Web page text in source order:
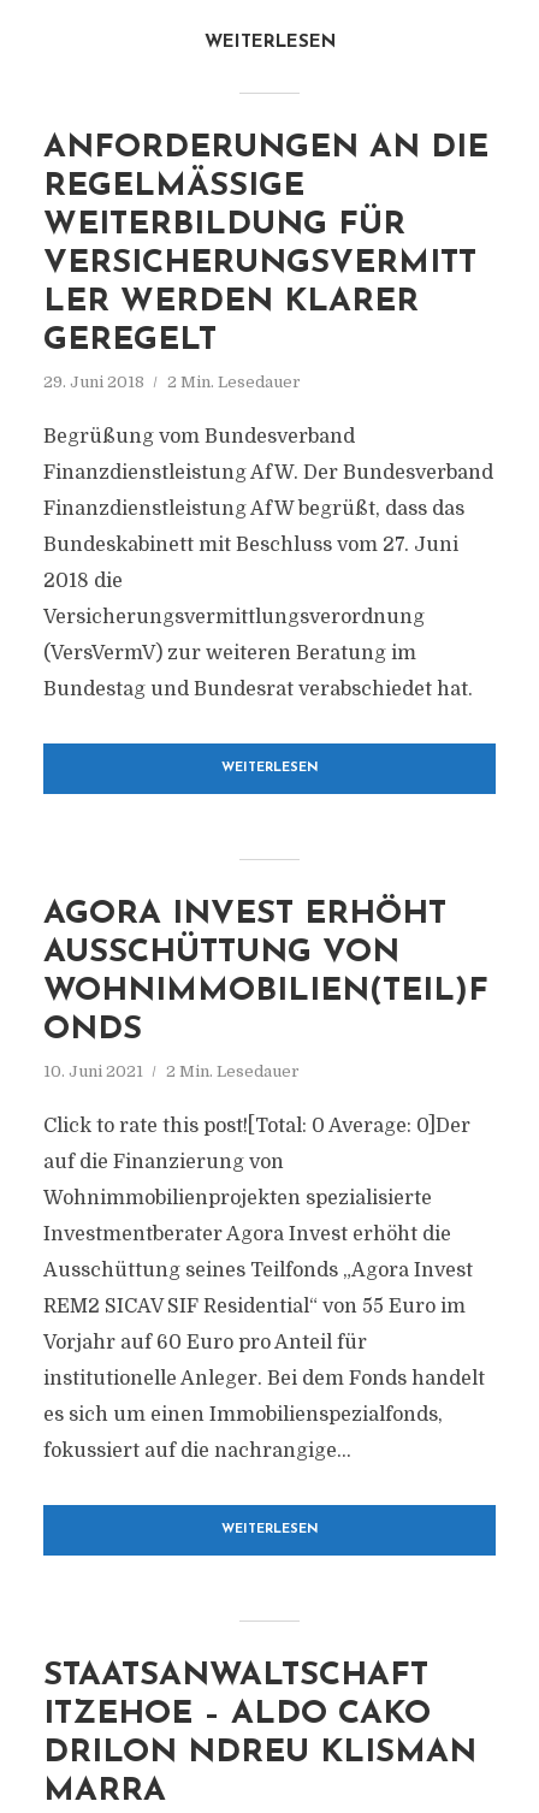
WEITERLESEN
ANFORDERUNGEN AN DIE
REGELMÄSSIGE W
EITERBILDUNG FÜR V
ERSICHERUNGSVERMITTL
ER WERDEN KLARER G
EREGELT
29. Juni 2018 2 Min. Lesedauer
Begrüßung vom Bundesverband
Finanzdienstleistung AfW. Der Bundesverband
Finanzdienstleistung AfW begrüßt, dass das
Bundeskabinett mit Beschluss vom 27. Juni
2018 die
Versicherungsvermittlungsverordnung
(VersVermV) zur weiteren Beratung im
Bundestag und Bundesrat verabschiedet hat.
WEITERLESEN
AGORA INVEST ERHÖHT
AUSSCHÜTTUNG VON
WOHNIMMOBILIEN(TEIL)F
ONDS
10. Juni 2021 2 Min. Lesedauer
Click to rate this post![Total: 0 Average: 0]Der
auf die Finanzierung von
Wohnimmobilienprojekten spezialisierte
Investmentberater Agora Invest erhöht die
Ausschüttung seines Teilfonds „Agora Invest
REM2 SICAV SIF Residential“ von 55 Euro im
Vorjahr auf 60 Euro pro Anteil für
institutionelle Anleger. Bei dem Fonds handelt
es sich um einen Immobilienspezialfonds,
fokussiert auf die nachrangige...
WEITERLESEN
STAATSANWALTSCHAFT
ITZEHOE – ALDO CAKO
DRILON NDREU KLISMAN
MARRA